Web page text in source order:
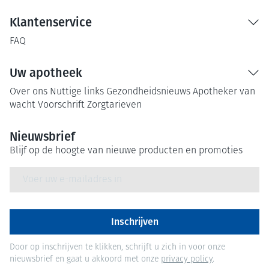
Klantenservice
FAQ
Uw apotheek
Over ons Nuttige links Gezondheidsnieuws Apotheker van
wacht Voorschrift Zorgtarieven
Nieuwsbrief
Blijf op de hoogte van nieuwe producten en promoties
Inschrijven
Door op inschrijven te klikken, schrijft u zich in voor onze
nieuwsbrief en gaat u akkoord met onze privacy policy.